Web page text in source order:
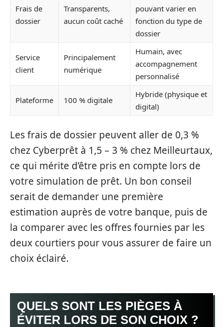
Frais de
dossier
Transparents,
aucun coût caché
pouvant varier en
fonction du type de
dossier
Service
client
Principalement
numérique
Humain, avec
accompagnement
personnalisé
Plateforme 100 % digitale
Hybride (physique et
digital)
Les frais de dossier peuvent aller de 0,3 %
chez Cyberprêt à 1,5 – 3 % chez Meilleurtaux,
ce qui mérite d’être pris en compte lors de
votre simulation de prêt. Un bon conseil
serait de demander une première
estimation auprès de votre banque, puis de
la comparer avec les offres fournies par les
deux courtiers pour vous assurer de faire un
choix éclairé.
QUELS SONT LES PIÈGES À
ÉVITER LORS DE SON CHOIX ?